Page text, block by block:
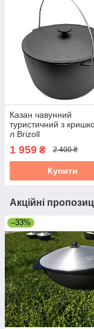
Казан чавунний
туристичний з
л Brizoll
1 959 ₴ 2 400 ₴
Купити
Акційні
–33%